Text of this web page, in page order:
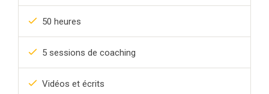
50 heures
5 sessions de coaching
Vidéos et écrits